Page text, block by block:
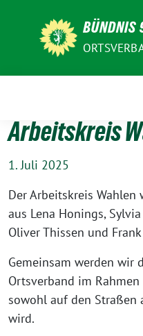
BÜNDNIS
Arbeitskreis
1. Juli 2025
Der Arbeitskreis
aus Lena Honings,
Oliver Thissen und
Gemeinsam werden wir
Ortsverband im
sowohl auf den
wird.